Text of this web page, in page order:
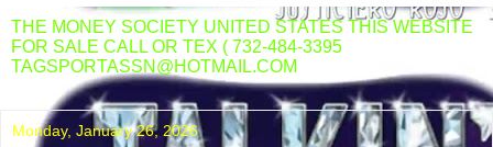
THE MONEY SOCIETY UNITED STATES THIS WEBSITE
FOR SALE CALL OR TEX ( 732-484-3395
TAGSPORTASSN@HOTMAIL.COM
Monday, January 26, 2026